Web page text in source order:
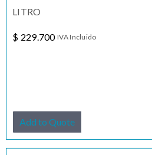
LITRO
$ 229.700 IVA Incluido
Add to Quote